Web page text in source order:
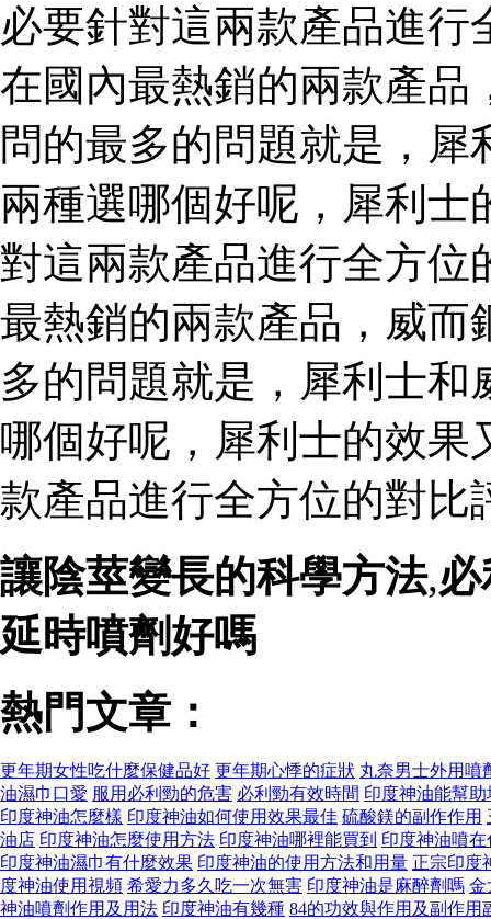
必要針對這兩款產品進
在國內最熱銷的兩款產品
問的最多的問題就是，
兩種選哪個好呢，犀利士
對這兩款產品進行全方位
最熱銷的兩款產品，威而
多的問題就是，犀利士
哪個好呢，犀利士的效果
款產品進行全方位的對比
讓陰莖變長的科學方法,
延時噴劑好嗎
熱門文章：
更年期女性吃什麼保健品好 更年期心悸的症狀 丸奈男士外用噴
油濕巾口愛 服用必利勁的危害 必利勁有效時間 印度神油能幫助
印度神油怎麼樣 印度神油如何使用效果最佳 硫酸鎂的副作作用
油店 印度神油怎麼使用方法 印度神油哪裡能買到 印度神油噴
印度神油濕巾有什麼效果 印度神油的使用方法和用量 正宗印度
度神油使用視頻 希愛力多久吃一次無害 印度神油是麻醉劑嗎 金
神油噴劑作用及用法 印度神油有幾種 84的功效與作用及副作用